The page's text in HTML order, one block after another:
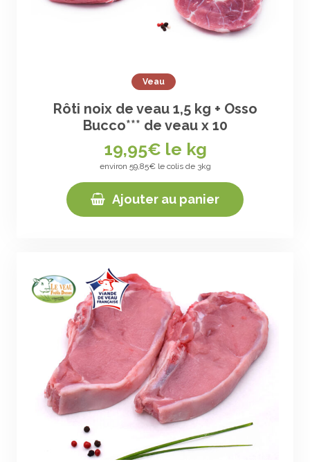
Veau
Rôti noix de veau 1,5 kg + Osso
Bucco*** de veau x 10
19,95€ le kg
environ 59,85€ le colis de 3kg
Ajouter au panier